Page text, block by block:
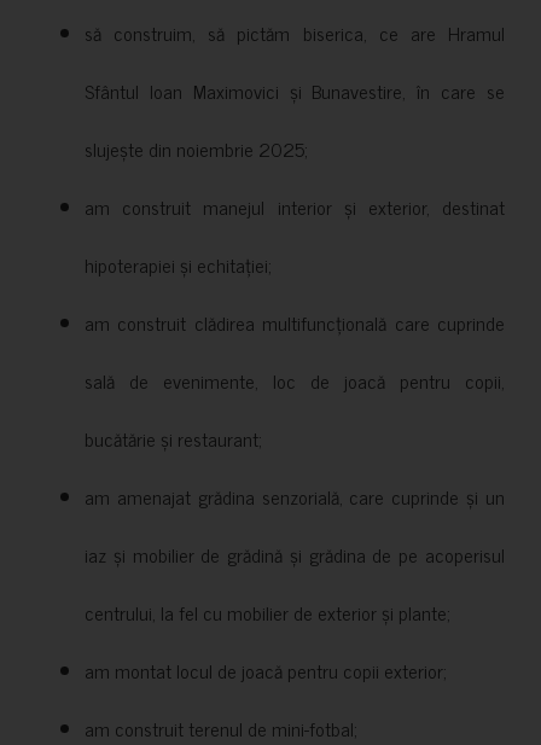
să construim, să pictăm biserica, ce are Hramul
Sfântul Ioan Maximovici și Bunavestire, în care se
slujește din noiembrie 2025;
am construit manejul interior și exterior, destinat
hipoterapiei și echitației;
am construit clădirea multifuncțională care cuprinde
sală de evenimente, loc de joacă pentru copii,
bucătărie și restaurant;
am amenajat grădina senzorială, care cuprinde și un
iaz și mobilier de grădină și grădina de pe acoperisul
centrului, la fel cu mobilier de exterior și plante;
am montat locul de joacă pentru copii exterior;
am construit terenul de mini-fotbal;